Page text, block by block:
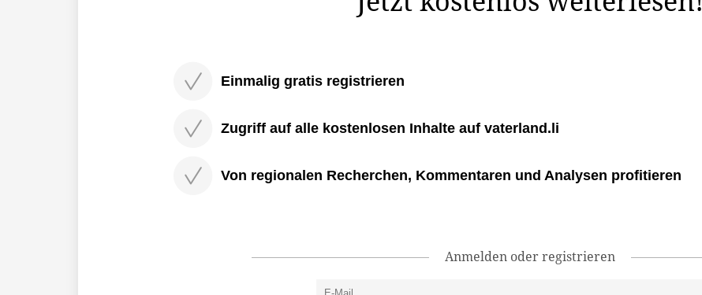
Einmalig gratis registrieren
Zugriff auf alle kostenlosen Inhalte auf vaterland.li
Von regionalen Recherchen, Kommentaren und Analysen profitieren
Anmelden oder registrieren